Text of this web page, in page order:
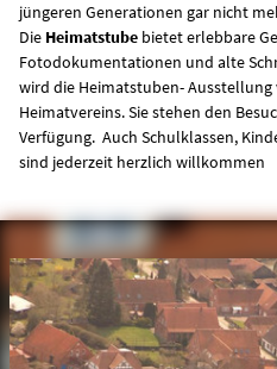
jüngeren Generationen gar nicht
Die Heimatstube bietet erlebbare
Fotodokumentationen und alte
wird die Heimatstuben-
Heimatvereins. Sie stehen den
Verfügung. Auch Schulklassen,
sind jederzeit herzlich willkommen